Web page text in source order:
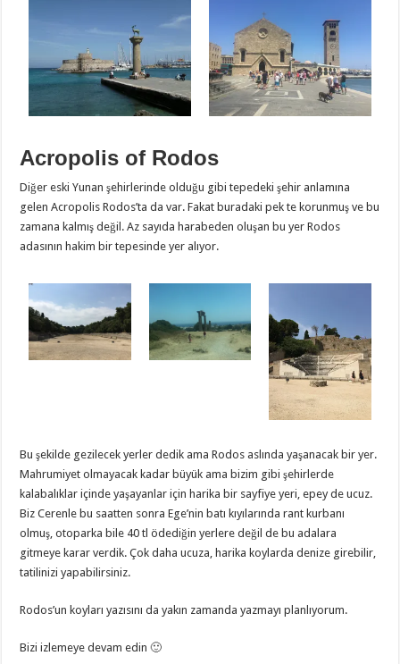
Acropolis of Rodos
Diğer eski Yunan şehirlerinde olduğu gibi tepedeki şehir anlamına
gelen Acropolis Rodos’ta da var. Fakat buradaki pek te korunmuş ve bu
zamana kalmış değil. Az sayıda harabeden oluşan bu yer Rodos
adasının hakim bir tepesinde yer alıyor.
Bu şekilde gezilecek yerler dedik ama Rodos aslında yaşanacak bir yer.
Mahrumiyet olmayacak kadar büyük ama bizim gibi şehirlerde
kalabalıklar içinde yaşayanlar için harika bir sayfiye yeri, epey de ucuz.
Biz Cerenle bu saatten sonra Ege’nin batı kıyılarında rant kurbanı
olmuş, otoparka bile 40 tl ödediğin yerlere değil de bu adalara
gitmeye karar verdik. Çok daha ucuza, harika koylarda denize girebilir,
tatilinizi yapabilirsiniz.
Rodos’un koyları yazısını da yakın zamanda yazmayı planlıyorum.
Bizi izlemeye devam edin 🙂